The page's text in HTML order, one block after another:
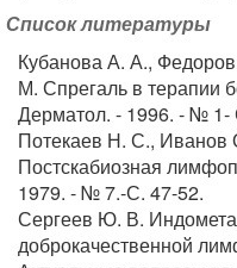
Список литературы
Кубанова А. А.,
М. Спрегаль в терапии
Дерматол. - 1996. - № 1-
Потекаев Н. С.,
Постскабиозная
1979. - № 7.-С. 47-52.
Сергеев Ю. В.
доброкачественной